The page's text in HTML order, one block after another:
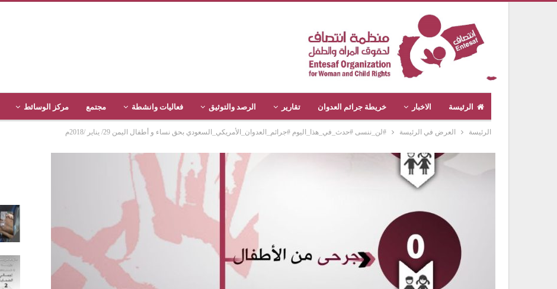
الرئيسة الاخبار خريطة جرائم العدوان تقارير الرصد والتوثيق فعاليات وانشطة مجتمع مركز الوسائط
الرئيسة العرض في الرئيسة #لن_ننسى #حدث_في_هذا_اليوم #جرائم_العدوان_الأمريكي_السعودي بحق نساء و أطفال اليمن 29/ يناير /2018م